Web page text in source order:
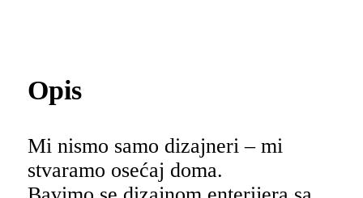
Opis
Mi nismo samo dizajneri – mi
stvaramo osećaj doma.